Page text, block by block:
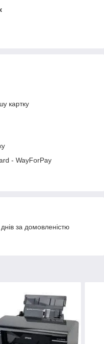
картку
- WayForPay
за домовленістю